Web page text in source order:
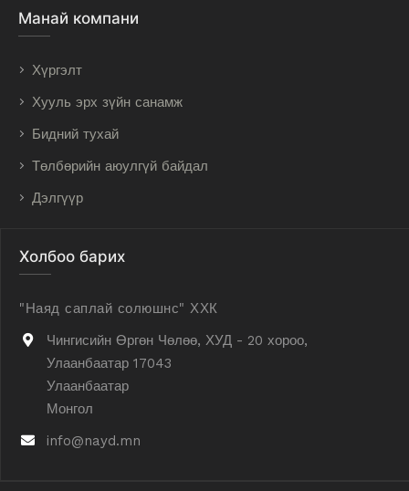
Манай компани
Хүргэлт
Хууль эрх зүйн санамж
Бидний тухай
Төлбөрийн аюулгүй байдал
Дэлгүүр
Холбоо барих
"Наяд саплай солюшнс" ХХК
Чингисийн Өргөн Чөлөө, ХУД - 20 хороо,
Улаанбаатар 17043
Улаанбаатар
Монгол
info@nayd.mn